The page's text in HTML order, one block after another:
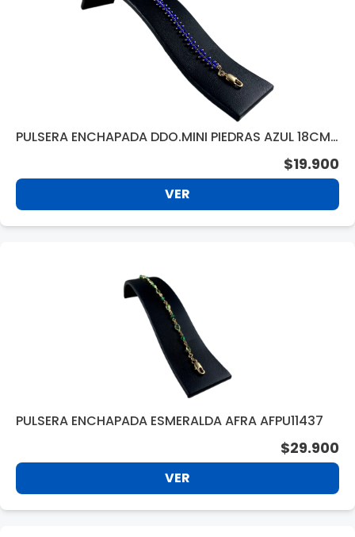
PULSERA ENCHAPADA DDO.MINI PIEDRAS AZUL 18CM.
$19.900
VER
PULSERA ENCHAPADA ESMERALDA AFRA AFPU11437
$29.900
VER